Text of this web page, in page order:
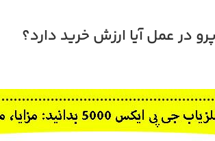
در عمل آیا ارزش خرید دارد؟